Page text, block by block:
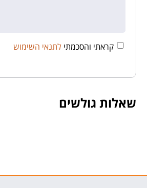
קראתי והסכמתי לתנאי השימוש
שאלות גולשים